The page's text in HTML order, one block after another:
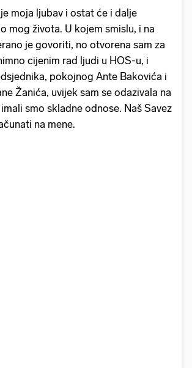
moja ljubav i ostat će i dalje
mog života. U kojem smislu, i na
je govoriti, no otvorena sam za
cijenim rad ljudi u HOS-u, i
pokojnog Ante Bakovića i
Žanića, uvijek sam se odazivala na
smo skladne odnose. Naš Savez
na mene.